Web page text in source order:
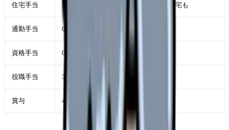
住宅手当 1-2 万円 独身寮 / 借り上げ社宅も
通勤手当 0.5-2 万円
資格手当 0.5-3 万円
役職手当 3-10 万円
賞与 4-5 ヶ月分